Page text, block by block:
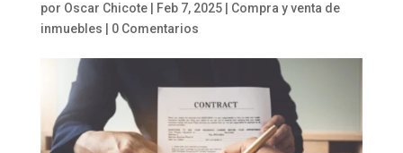
por Oscar Chicote| Feb 7, 2025| Compra y venta de
inmuebles
0 Comentarios